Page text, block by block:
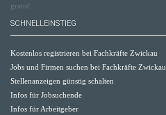
gratis!
SCHNELLEINSTIEG
Kostenlos registrieren bei Fachkräfte Zwickau
Jobs und Firmen suchen bei Fachkräfte Zwickau
Stellenanzeigen günstig schalten
Infos für Jobsuchende
Infos für Arbeitgeber